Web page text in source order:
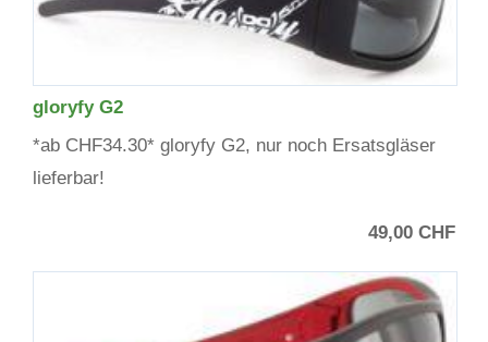
gloryfy G2
*ab CHF34.30* gloryfy G2, nur noch Ersatsgläser
lieferbar!
49,00 CHF